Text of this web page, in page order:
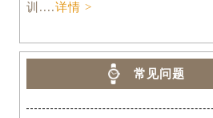
训....详情 >
常见问题